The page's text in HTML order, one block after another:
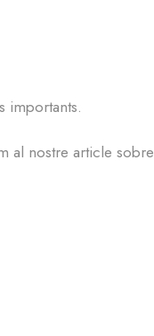
importants.
al nostre article sobre